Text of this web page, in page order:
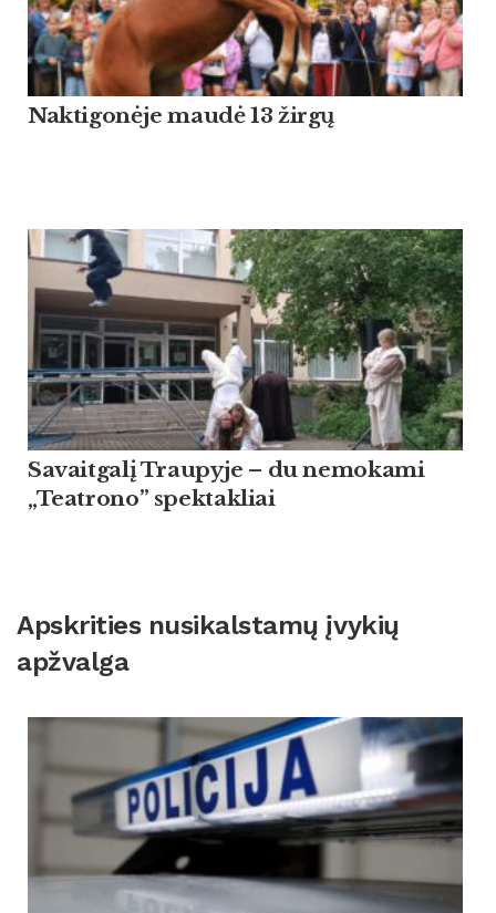
Naktigonėje maudė 13 žirgų
Savaitgalį Traupyje – du nemokami
„Teatrono” spektakliai
Apskrities nusikalstamų įvykių
apžvalga